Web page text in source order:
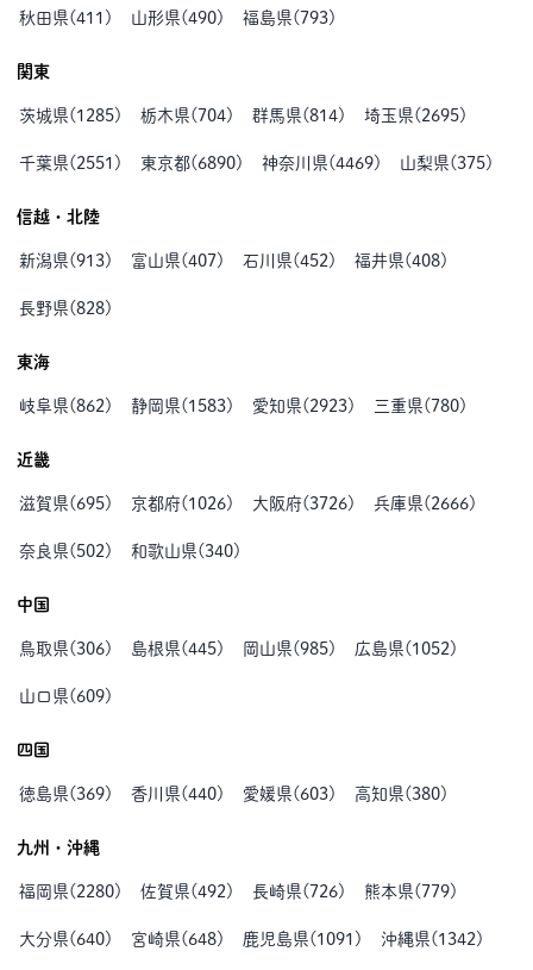
秋田県(411 ) 山形県(490) 福島県( 793)
関東
茨城県( 1285) 栃木県( 704) 群馬県(814) 埼玉県( 2695)
千葉県( 2551 ) 東京都( 6890) 神奈川県(4469) 山梨県(375)
信越・北陸
新潟県(913) 富山県(407 ) 石川県(452 ) 福井県(408)
長野県(828)
東海
岐阜県(862 ) 静岡県( 1583) 愛知県( 2923) 三重県( 780)
近畿
滋賀県( 695) 京都府( 1026) 大阪府(3726) 兵庫県( 2666)
奈良県( 502 ) 和歌山県(340)
中国
鳥取県(306) 島根県(445) 岡山県(985) 広島県( 1052 )
山口県( 609)
四国
徳島県(369) 香川県(440) 愛媛県( 603) 高知県(380)
九州・沖縄
福岡県( 2280) 佐賀県(492 ) 長崎県( 726) 熊本県( 779)
大分県( 640) 宮崎県( 648) 鹿児島県( 1091 ) 沖縄県( 1342 )